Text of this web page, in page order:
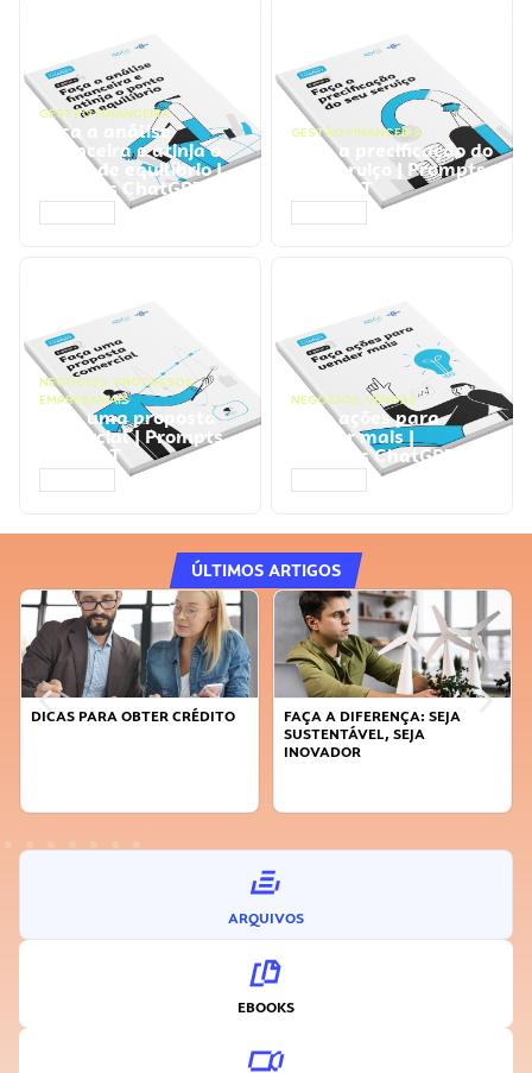
GESTÃO FINANCEIRA
Faça a análise
financeira e atinja o
ponto de equilíbrio |
Prompts ChatGPT
GESTÃO FINANCEIRA
Faça a precificação do
seu serviço | Prompts
ChatGPT
NEGÓCIOS, PROCESSOS
EMPRESARIAIS
Faça uma proposta
comercial | Prompts
ChatGPT
NEGÓCIOS, VENDAS
Faça ações para
vender mais |
Prompts ChatGPT
ÚLTIMOS ARTIGOS
DICAS PARA OBTER CRÉDITO
FAÇA A DIFERENÇA: SEJA
SUSTENTÁVEL, SEJA
INOVADOR
ARQUIVOS
EBOOKS